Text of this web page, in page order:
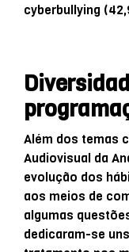
cyberbullying
Além dos temas
Audiovisual da
evolução dos
aos meios de
algumas
dedicaram-se